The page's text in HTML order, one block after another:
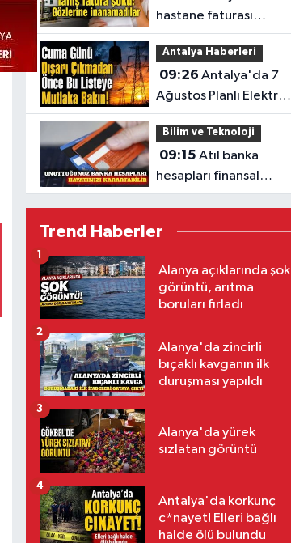
hastane faturası
CİMER’e taşındı
Antalya Haberleri
09:26 Antalya'da 7
Ağustos Planlı Elektrik
Kesintisi Programı
Açıklandı
Bilim ve Teknoloji
09:15 Atıl banka
hesapları finansal
güvenlik riski
Trend Haberler
Alanya açıklarında şok
görüntü, arıtma
boruları fırladı
1
Alanya'da zincirli
bıçaklı kavganın ilk
duruşması yapıldı
2
Alanya'da yürek
sızlatan görüntü
3
Antalya'da korkunç
c*nayet! Elleri bağlı
halde ölü bulundu
4